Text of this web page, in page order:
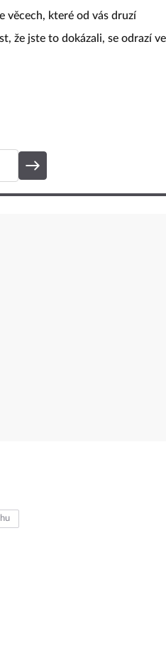
věcech, které od vás druzí
že jste to dokázali, se odrazí